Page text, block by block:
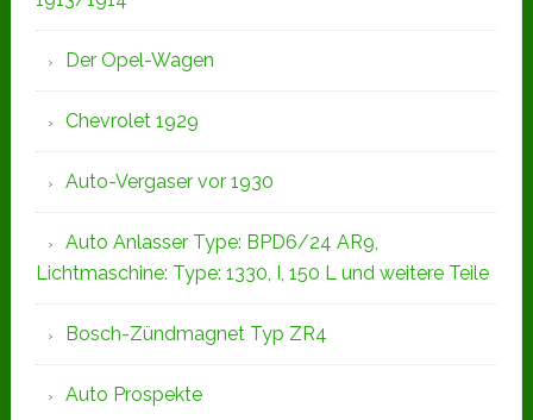
Der Opel-Wagen
Chevrolet 1929
Auto-Vergaser vor 1930
Auto Anlasser Type: BPD6/24 AR9,
Lichtmaschine: Type: 1330, I, 150 L und weitere Teile
Bosch-Zündmagnet Typ ZR4
Auto Prospekte